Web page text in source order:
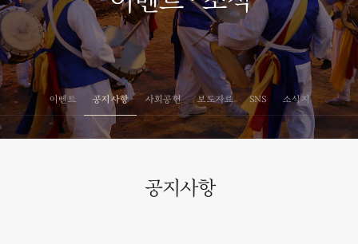
이벤트 공지사항 사회공헌 보도자료 SNS 소식지
공지사항